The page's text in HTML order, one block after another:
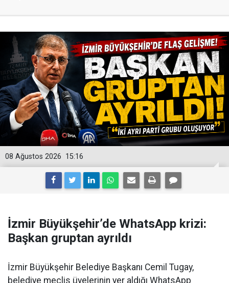
15:16
08 Ağustos 2026
İzmir Büyükşehir’de WhatsApp krizi:
Başkan gruptan ayrıldı
İzmir Büyükşehir Belediye Başkanı Cemil Tugay,
belediye meclis üyelerinin yer aldığı WhatsApp